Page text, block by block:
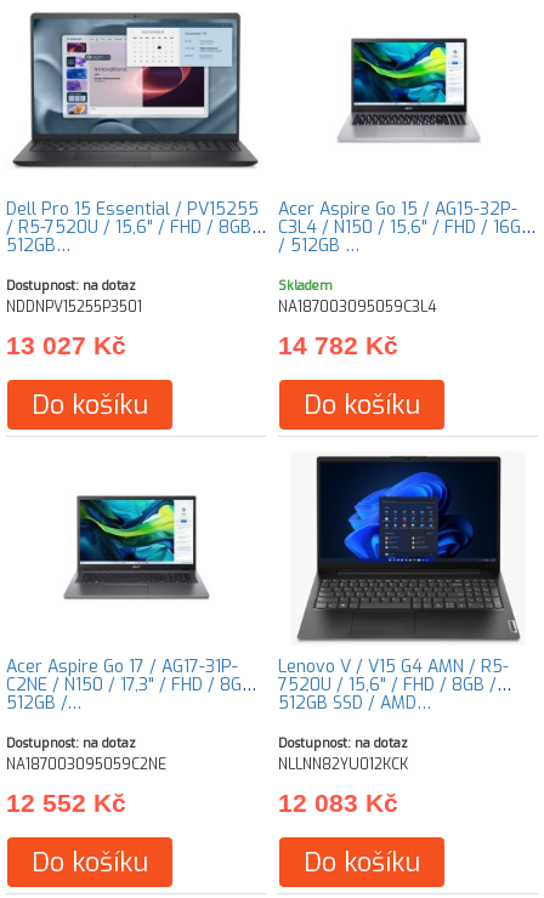
Dell Pro 15 Essential / PV15255
/ R5-7520U / 15,6" / FHD / 8GB /
512GB…
Dostupnost: na dotaz
NDDNPV15255P3501
13 027 Kč
Do košíku
Acer Aspire Go 15 / AG15-32P-
C3L4 / N150 / 15,6" / FHD / 16GB
/ 512GB …
Skladem
NA187003095059C3L4
14 782 Kč
Do košíku
Acer Aspire Go 17 / AG17-31P-
C2NE / N150 / 17,3" / FHD / 8GB /
512GB /…
Dostupnost: na dotaz
NA187003095059C2NE
12 552 Kč
Do košíku
Lenovo V / V15 G4 AMN / R5-
7520U / 15,6" / FHD / 8GB /
512GB SSD / AMD…
Dostupnost: na dotaz
NLLNN82YU012KCK
12 083 Kč
Do košíku